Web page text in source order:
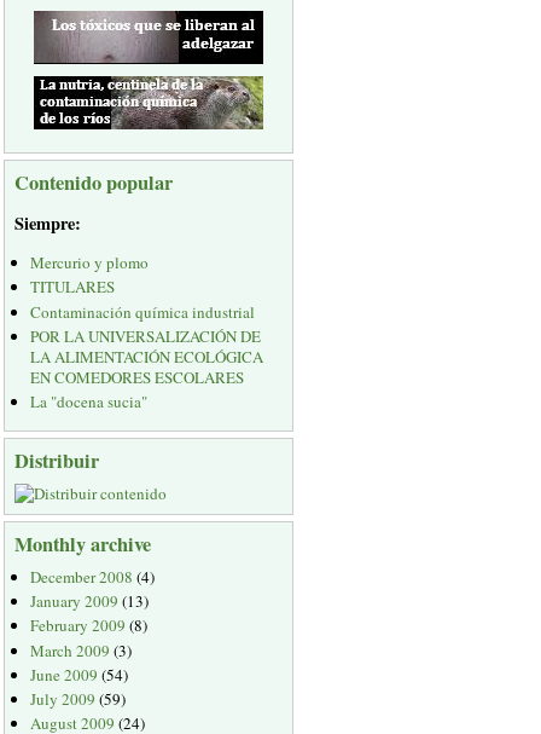
Contenido popular
Siempre:
Mercurio y plomo
TITULARES
Contaminación química industrial
POR LA UNIVERSALIZACIÓN DE
LA ALIMENTACIÓN ECOLÓGICA
EN COMEDORES ESCOLARES
La "docena sucia"
Distribuir
Monthly archive
December 2008 (4)
January 2009 (13)
February 2009 (8)
March 2009 (3)
June 2009 (54)
July 2009 (59)
August 2009 (24)